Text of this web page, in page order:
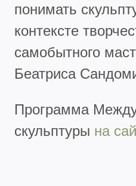
понимать
контексте
самобытного
Беатриса
Программа
скульптуры на